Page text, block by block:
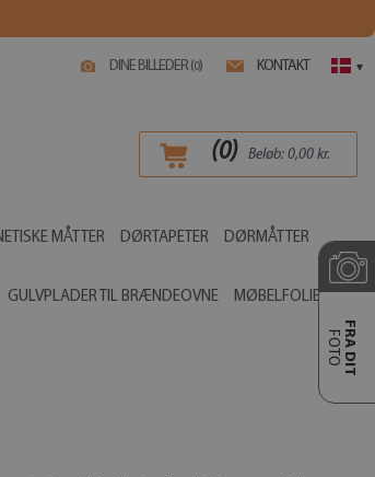
DINE BILLEDER (0) KONTAKT ▾
(0) Beløb: 0,00kr.
MÅTTER DØRTAPETER DØRMÅTTER
GULVPLADER TIL BRÆNDEOVNE MØBELFOLIER
FRA DIT
FOTO